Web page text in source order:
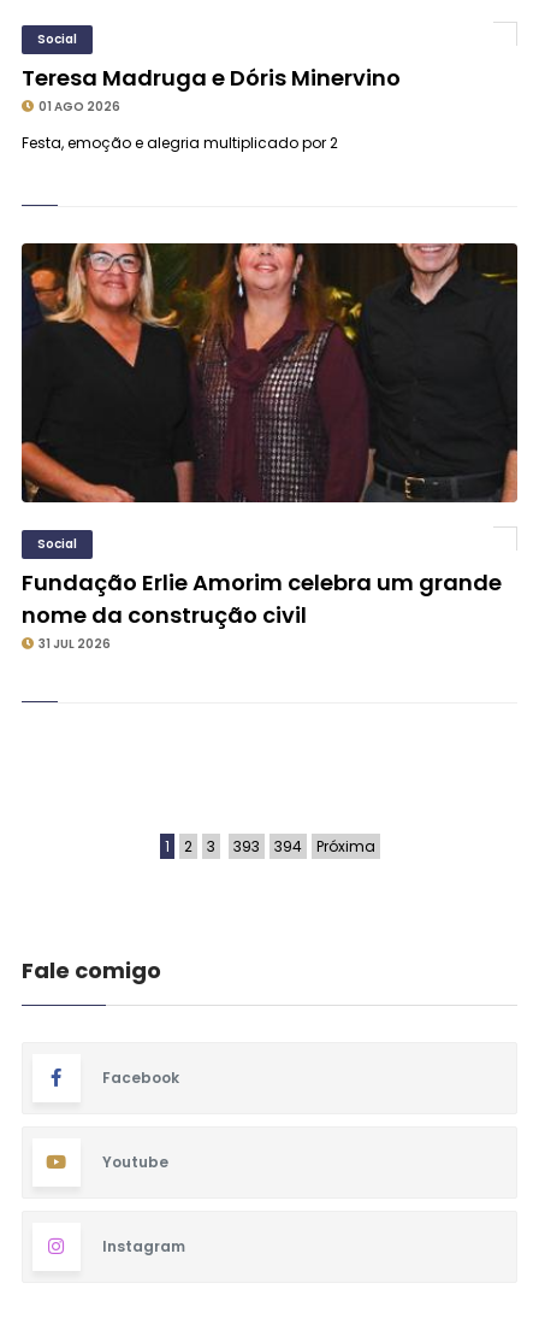
Social
Teresa Madruga e Dóris Minervino
01 AGO 2026
Festa, emoção e alegria multiplicado por 2
Social
Fundação Erlie Amorim celebra um grande
nome da construção civil
31 JUL 2026
1 2 3 393 394 Próxima
Fale comigo
Facebook
Youtube
Instagram